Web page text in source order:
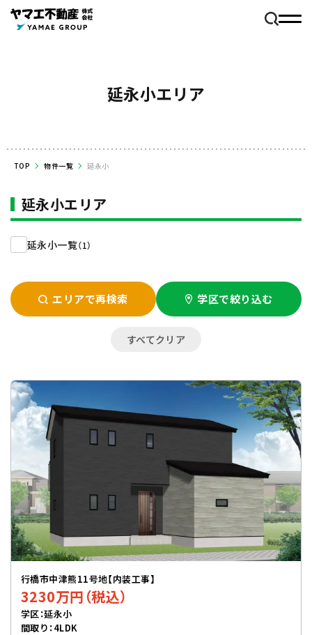
延永小エリア
TOP 物件一覧 延永小
延永小エリア
延永小一覧（1）
エリアで再検索 学区で絞り込む
すべてクリア
行橋市中津熊11号地【内装工事】
3230万円（税込）
学区：延永小
間取り：4LDK